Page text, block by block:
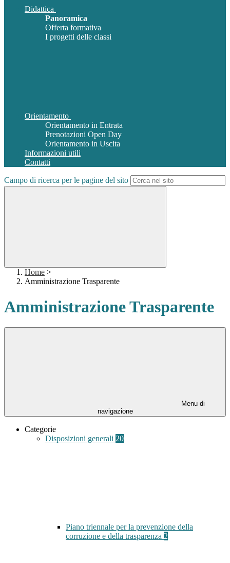
Didattica
Panoramica
Offerta formativa
I progetti delle classi
Orientamento
Orientamento in Entrata
Prenotazioni Open Day
Orientamento in Uscita
Informazioni utili
Contatti
Campo di ricerca per le pagine del sito
Home >
Amministrazione Trasparente
Amministrazione Trasparente
Menu di
navigazione
Categorie
Disposizioni generali 20
Piano triennale per la prevenzione della
corruzione e della trasparenza 2